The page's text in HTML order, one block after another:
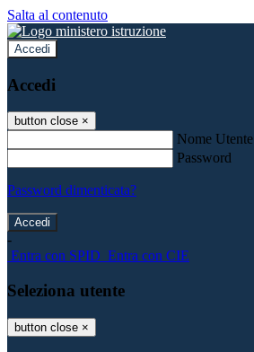
Salta al contenuto
Accedi
Accedi
button close ×
Nome Utente
Password
Password dimenticata?
-
Entra con SPID Entra con CIE
Seleziona utente
button close ×